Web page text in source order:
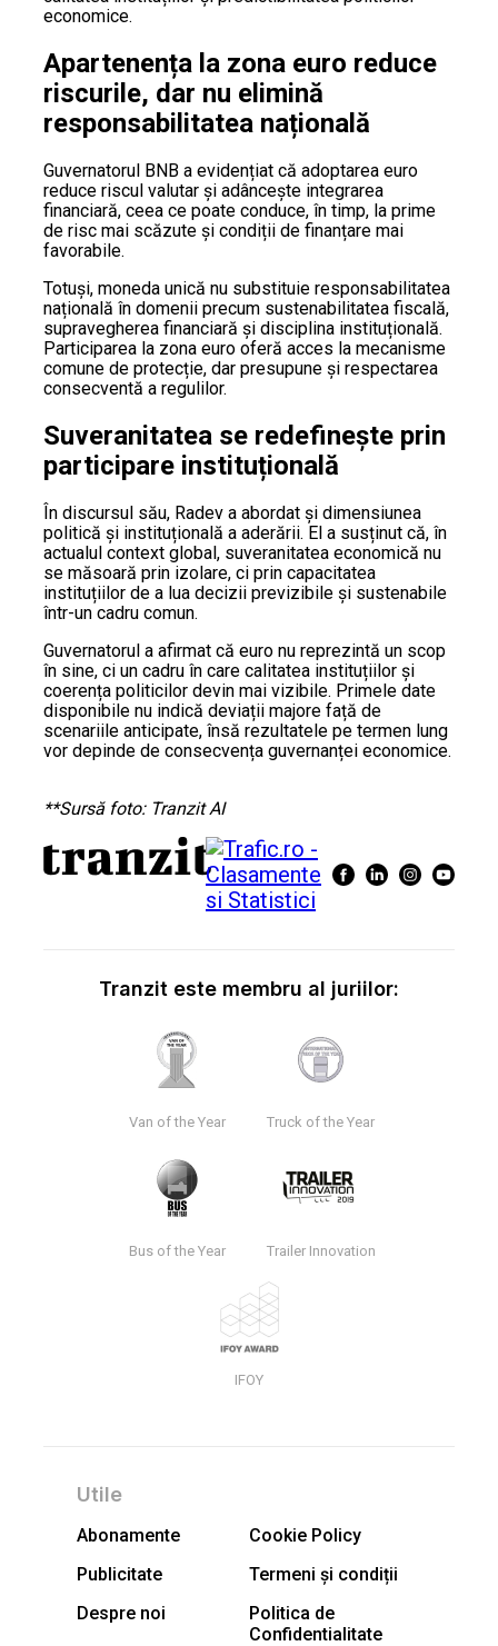
economice.
Apartenența la zona euro reduce
riscurile, dar nu elimină
responsabilitatea națională
Guvernatorul BNB a evidențiat că adoptarea euro
reduce riscul valutar și adâncește integrarea
financiară, ceea ce poate conduce, în timp, la prime
de risc mai scăzute și condiții de finanțare mai
favorabile.
Totuși, moneda unică nu substituie responsabilitatea
națională în domenii precum sustenabilitatea fiscală,
supravegherea financiară și disciplina instituțională.
Participarea la zona euro oferă acces la mecanisme
comune de protecție, dar presupune și respectarea
consecventă a regulilor.
Suveranitatea se redefinește prin
participare instituțională
În discursul său, Radev a abordat și dimensiunea
politică și instituțională a aderării. El a susținut că, în
actualul context global, suveranitatea economică nu
se măsoară prin izolare, ci prin capacitatea
instituțiilor de a lua decizii previzibile și sustenabile
într-un cadru comun.
Guvernatorul a afirmat că euro nu reprezintă un scop
în sine, ci un cadru în care calitatea instituțiilor și
coerența politicilor devin mai vizibile. Primele date
disponibile nu indică deviații majore față de
scenariile anticipate, însă rezultatele pe termen lung
vor depinde de consecvența guvernanței economice.
**Sursă foto: Tranzit AI
Tranzit este membru al juriilor:
Van of the Year Truck of the Year
Bus of the Year Trailer Innovation
IFOY
Utile
Abonamente
Cookie Policy
Publicitate
Termeni și condiții
Despre noi
Politica de
Confidentialitate